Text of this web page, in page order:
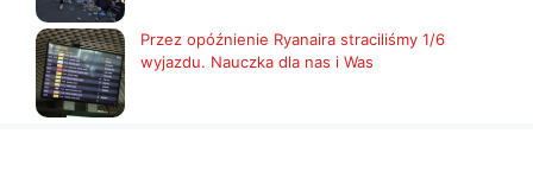
Przez opóźnienie Ryanaira straciliśmy 1/6
wyjazdu. Nauczka dla nas i Was